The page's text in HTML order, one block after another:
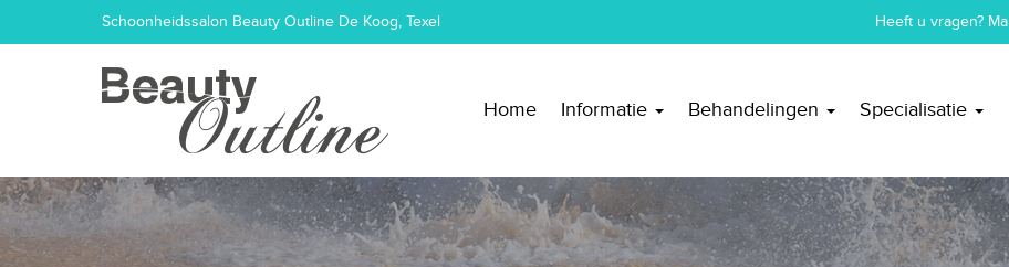
Schoonheidssalon Beauty Outline De Koog, Texel Heeft u vragen?
Home Informatie Behandelingen Specialisatie